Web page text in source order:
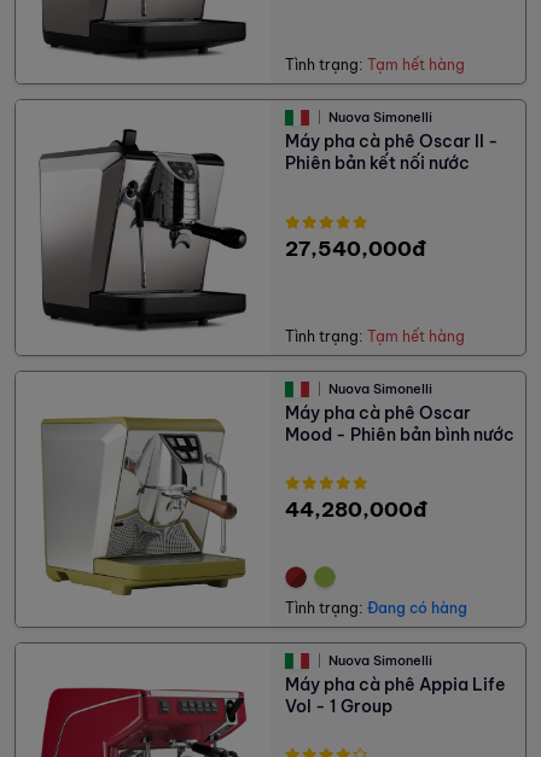
Tình trạng: Tạm hết hàng
Nuova Simonelli
Máy pha cà phê Oscar II -
Phiên bản kết nối nước
27,540,000đ
Tình trạng: Tạm hết hàng
Nuova Simonelli
Máy pha cà phê Oscar
Mood - Phiên bản bình nước
44,280,000đ
Tình trạng: Đang có hàng
Nuova Simonelli
Máy pha cà phê Appia Life
Vol - 1 Group